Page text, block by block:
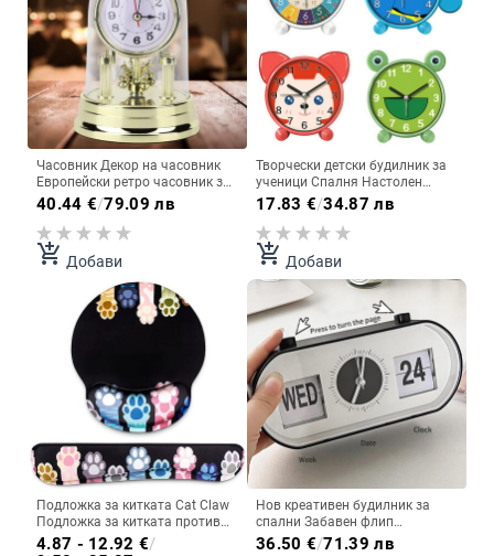
Часовник Декор на часовник
Европейски ретро часовник за
всекидневна Античен
безшумен настолен часовник
Домашен декор Безшумен
настолен часовник Орнамент
за дома
40.44 €/79.09 лв
add_shopping_cart Добави
Творчески детски будилник за
ученици Спалня Настолен
компютър Деца Ранно детство
Будилник Без звук
17.83 €/34.87 лв
add_shopping_cart Добави
Подложка за китката Cat Claw
Подложка за китката против
хлъзгане на мишка Подложка
4.87 - 12.92 €/
Нов креативен будилник за
спални Забавен флип
механичен будилник Настолен
36.50 €/71.39 лв